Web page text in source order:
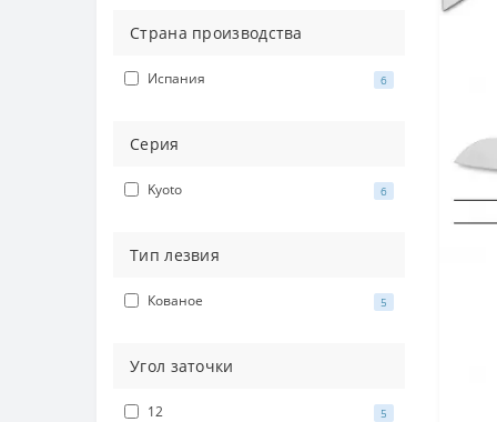
Страна производства
Испания 6
Серия
Kyoto 6
Тип лезвия
Кованое 5
Угол заточки
12 5